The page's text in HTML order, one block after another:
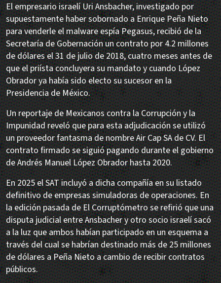
El empresario israelí Uri Ansbacher, investigado por
supuestamente haber sobornado a Enrique Peña Nieto
para venderle el malware espía Pegasus, recibió de la
Secretaría de Gobernación un contrato por 4.2 millones
de dólares el 31 de julio de 2018, cuatro meses antes de
que el priísta concluyera su mandato y cuando López
Obrador ya había sido electo su sucesor en la
Presidencia de México.
Un reportaje de Mexicanos contra la Corrupción y la
Impunidad reveló que para esta adjudicación se utilizó
un proveedor fantasma de nombre Air Cap SA de CV. El
contrato firmado se siguió pagando durante el gobierno
de Andrés Manuel López Obrador hasta 2020.
En 2025 el SAT incluyó a dicha compañía en su listado
definitivo de empresas simuladoras de operaciones. En
la edición pasada de El Corruptómetro se refirió que una
disputa judicial entre Ansbacher y otro socio israelí sacó
a la luz que ambos habían participado en un esquema a
través del cual se habrían destinado más de 25 millones
de dólares a Peña Nieto a cambio de recibir contratos
públicos.